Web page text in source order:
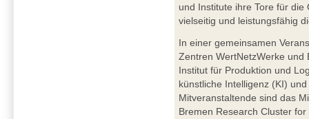
und Institute ihre Tore für
vielseitig und leistungsfähig
In einer gemeinsamen
Zentren WertNetzWerke und
Institut für Produktion und
künstliche Intelligenz (KI)
Mitveranstaltende sind das
Bremen Research Cluster